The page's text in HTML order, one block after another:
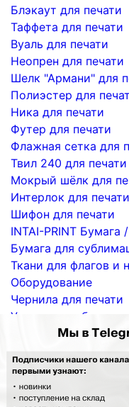
Блэкаут для печати
Таффета для печати
Вуаль для печати
Неопрен для печати
Шелк "Армани" для
Полиэстер для
Ника для печати
Футер для печати
Флажная сетка для
Твил 240 для печати
Мокрый шёлк для
Интерлок для печати
Шифон для печати
INTAI-PRINT Бумага
Бумага для
Ткани для флагов и
Оборудование
Чернила для печати
Услуги по